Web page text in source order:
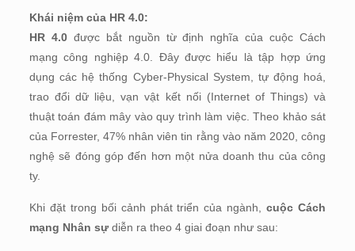
Khái niệm của HR 4.0:
HR 4.0được bắt nguồn từ định nghĩa của cuộc Cách
mạng công nghiệp 4.0. Đây được hiểu là tập hợp ứng
dụng các hệ thống Cyber-Physical System, tự động hoá,
trao đổi dữ liệu, vạn vật kết nối (Internet of Things) và
thuật toán đám mây vào quy trình làm việc. Theo khảo sát
của Forrester, 47% nhân viên tin rằng vào năm 2020, công
nghệ sẽ đóng góp đến hơn một nửa doanh thu của công
ty.
Khi đặt trong bối cảnh phát triển của ngành,cuộc Cách
mạng Nhân sựdiễn ra theo 4 giai đoạn như sau: